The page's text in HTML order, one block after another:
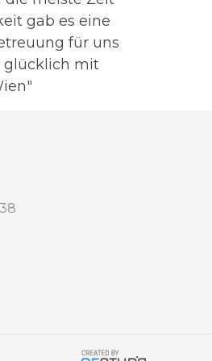
gab es eine
für uns
glücklich mit